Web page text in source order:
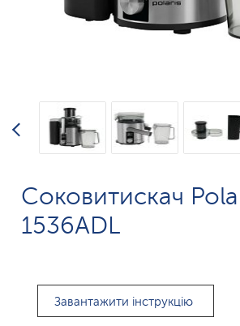
Соковитискач
1536ADL
Завантажити інструкцію